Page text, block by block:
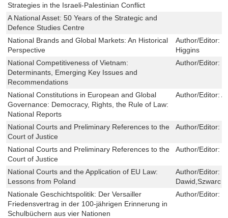
Strategies in the Israeli-Palestinian Conflict
A National Asset: 50 Years of the Strategic and
Defence Studies Centre
National Brands and Global Markets: An Historical
Perspective
Author/Editor:
Higgins
National Competitiveness of Vietnam:
Determinants, Emerging Key Issues and
Recommendations
Author/Editor:
National Constitutions in European and Global
Governance: Democracy, Rights, the Rule of Law:
National Reports
Author/Editor:
National Courts and Preliminary References to the
Court of Justice
Author/Editor:
National Courts and Preliminary References to the
Court of Justice
Author/Editor:
National Courts and the Application of EU Law:
Lessons from Poland
Author/Editor:
Dawid,Szwarc
Nationale Geschichtspolitik: Der Versailler
Friedensvertrag in der 100-jährigen Erinnerung in
Schulbüchern aus vier Nationen
Author/Editor: